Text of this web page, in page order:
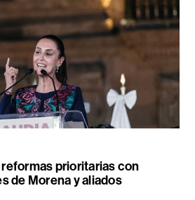
prioritarias con
de Morena y aliados